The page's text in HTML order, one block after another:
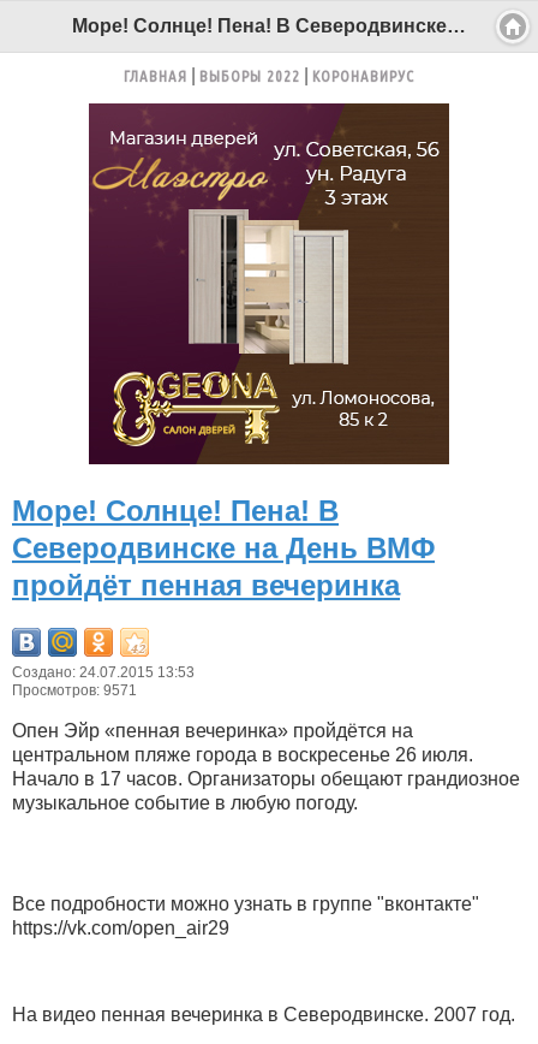
Море! Солнце! Пена! В Северодвинске на День ВМФ пройдёт пенная вечеринка - Беломорканал Северодвинск tv29.ru
ГЛАВНАЯ ВЫБОРЫ 2022 КОРОНАВИРУС
Море! Солнце! Пена! В
Северодвинске на День ВМФ
пройдёт пенная вечеринка
Создано: 24.07.2015 13:53
Просмотров: 9571
Опен Эйр «пенная вечеринка» пройдётся на
центральном пляже города в воскресенье 26 июля.
Начало в 17 часов. Организаторы обещают грандиозное
музыкальное событие в любую погоду.
Все подробности можно узнать в группе "вконтакте"
https://vk.com/open_air29
На видео пенная вечеринка в Северодвинске. 2007 год.